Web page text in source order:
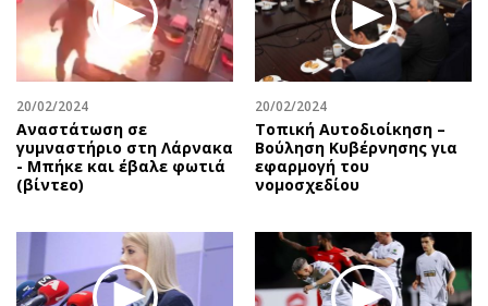
20/02/2024
Αναστάτωση σε
γυμναστήριο στη Λάρνακα
- Μπήκε και έβαλε φωτιά
(βίντεο)
20/02/2024
Τοπική Αυτοδιοίκηση –
Βούληση Κυβέρνησης για
εφαρμογή του
νομοσχεδίου